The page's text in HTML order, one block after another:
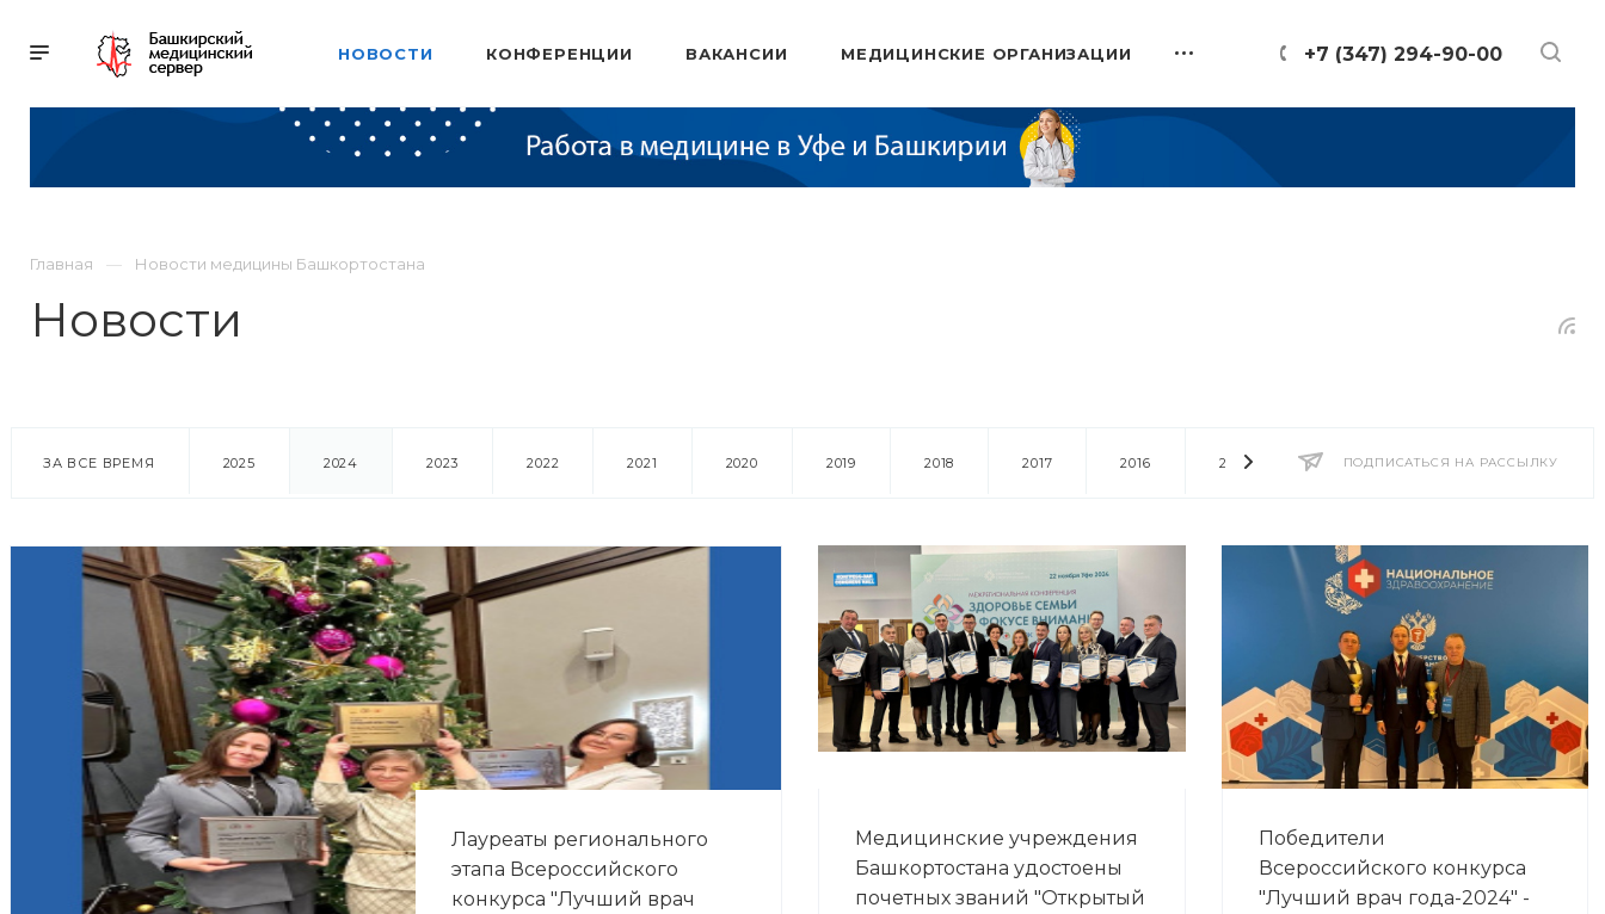
+7 (347) 294-90-00
НОВОСТИ КОНФЕРЕНЦИИ ВАКАНСИИ МЕДИЦИНСКИЕ ОРГАНИЗАЦИИ
Главная Новости медицины Башкортостана
Новости
ПОДПИСАТЬСЯ НА РАССЫЛКУ
ЗА ВСЕ ВРЕМЯ 2025 2024 2023 2022 2021 2020 2019 2018 2017 2016 2014 2013 2012 2011
Лауреаты регионального
этапа Всероссийского
конкурса "Лучший врач
Медицинские учреждения
Башкортостана удостоены
почетных званий "Открытый
Победители
Всероссийского конкурса
"Лучший врач года-2024" -